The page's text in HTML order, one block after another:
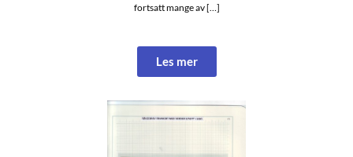
fortsatt mange av […]
Les mer